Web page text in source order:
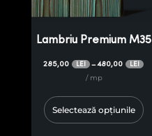
Lambriu Premium M35
285,00 LEI –480,00 LEI
/ mp
Selectează opțiunile